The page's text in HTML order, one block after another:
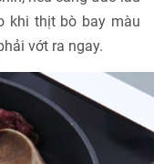
khi thịt bò bay màu
vớt ra ngay.